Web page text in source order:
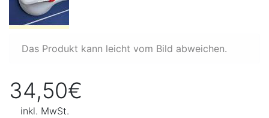
Das Produkt kann leicht vom Bild abweichen.
34,50€
inkl. MwSt.